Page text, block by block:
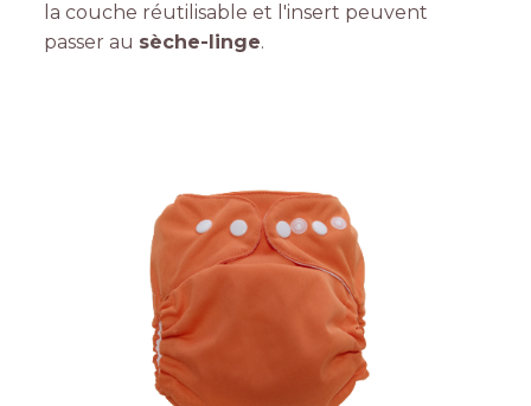
la couche réutilisable et l'insert peuvent
passer au sèche-linge.